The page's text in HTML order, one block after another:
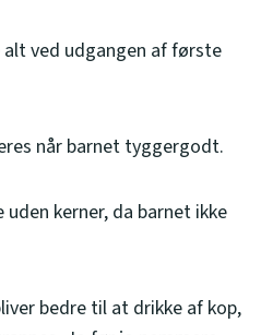
ved udgangen af første
når barnet tyggergodt.
kerner, da barnet ikke
bedre til at drikke af kop,